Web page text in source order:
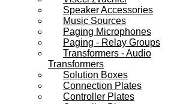
Speaker Accessories
Music Sources
Paging Microphones
Paging - Relay Groups
Transformers - Audio
Transformers
Solution Boxes
Connection Plates
Controller Plates